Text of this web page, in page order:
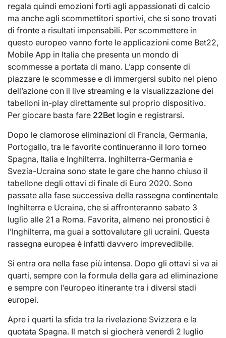
regala quindi emozioni forti agli appassionati di calcio
ma anche agli scommettitori sportivi, che si sono trovati
di fronte a risultati impensabili. Per scommettere in
questo europeo vanno forte le applicazioni come Bet22,
Mobile App in Italia che presenta un mondo di
scommesse a portata di mano. L’app consente di
piazzare le scommesse e di immergersi subito nel pieno
dell’azione con il live streaming e la visualizzazione dei
tabelloni in-play direttamente sul proprio dispositivo.
Per giocare basta fare 22Bet login e registrarsi.
Dopo le clamorose eliminazioni di Francia, Germania,
Portogallo, tra le favorite continueranno il loro torneo
Spagna, Italia e Inghilterra. Inghilterra-Germania e
Svezia-Ucraina sono state le gare che hanno chiuso il
tabellone degli ottavi di finale di Euro 2020. Sono
passate alla fase successiva della rassegna continentale
Inghilterra e Ucraina, che si affronteranno sabato 3
luglio alle 21 a Roma. Favorita, almeno nei pronostici è
l’Inghilterra, ma guai a sottovalutare gli ucraini. Questa
rassegna europea è infatti davvero imprevedibile.
Si entra ora nella fase più intensa. Dopo gli ottavi si va ai
quarti, sempre con la formula della gara ad eliminazione
e sempre con l’europeo itinerante tra i diversi stadi
europei.
Apre i quarti la sfida tra la rivelazione Svizzera e la
quotata Spagna. Il match si giocherà venerdì 2 luglio